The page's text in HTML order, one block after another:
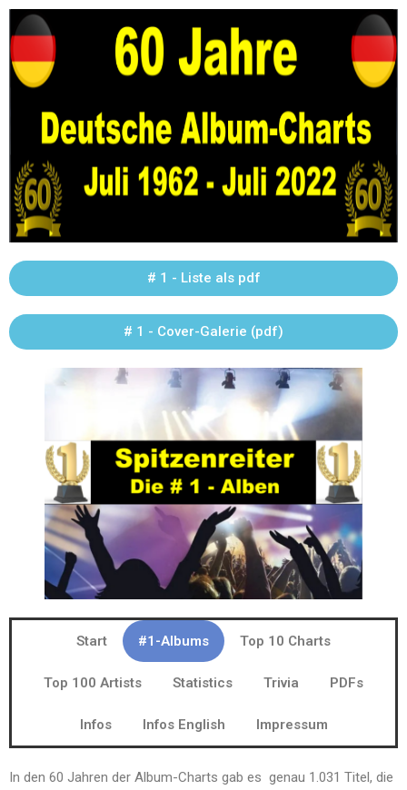
# 1 - Liste als pdf
# 1 - Cover-Galerie (pdf)
Start #1-Albums Top 10 Charts
Top 100 Artists Statistics Trivia PDFs
Infos Infos English Impressum
In den 60 Jahren der Album-Charts gab es genau 1.031 Titel, die